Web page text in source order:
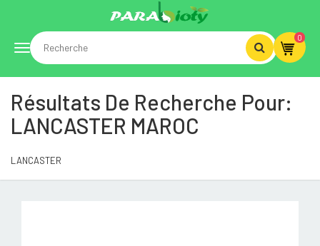
Toggle
navigation
0
Résultats De Recherche Pour:
LANCASTER MAROC
LANCASTER